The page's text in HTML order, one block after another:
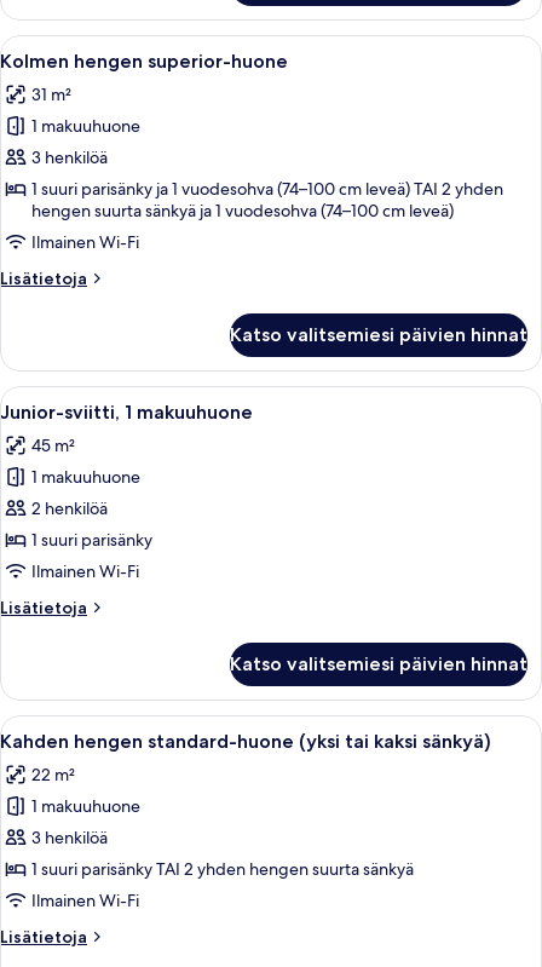
superior-
huone
Avaa
kaikki
huonetyypin
Kolmen
hengen
superior-
huone
kuvat
Hotellihuone, jossa on kaksi sänkyä,
5
Kolmen hengen superior-huone
31 m²
1 makuuhuone
3 henkilöä
1 suuri parisänky ja 1 vuodesohva (74–100 cm leveä) TAI 2 yhden
hengen suurta sänkyä ja 1 vuodesohva (74–100 cm leveä)
Ilmainen Wi-Fi
Lisätietoja
Lisätietoja
superior-
huone
Katso valitsemiesi päivien hinnat
Avaa
kaikki
huonetyypin
Junior-
sviitti,
1
makuuhuone
Tunnelmallinen huone, jossa on
6
Junior-sviitti, 1 makuuhuone
45 m²
1 makuuhuone
2 henkilöä
1 suuri parisänky
Ilmainen Wi-Fi
Lisätietoja
Lisätietoja
1
makuuhuone
Katso valitsemiesi päivien hinnat
Avaa
kaikki
huonetyypin
Kahden
hengen
standard-
huone
tai
Kahden hengen standard-huone
7
Kahden hengen standard-huone (yksi tai kaksi sänkyä)
22 m²
1 makuuhuone
3 henkilöä
1 suuri parisänky TAI 2 yhden hengen suurta sänkyä
Ilmainen Wi-Fi
Lisätietoja
Lisätietoja